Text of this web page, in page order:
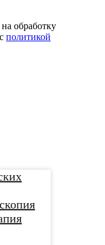
обработку
политикой